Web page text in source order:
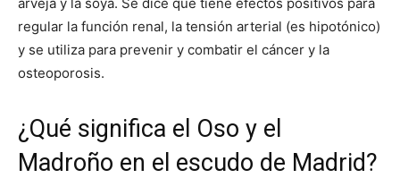
regular la función renal, la tensión arterial (es hipotónico)
y se utiliza para prevenir y combatir el cáncer y la
osteoporosis.
¿Qué significa el Oso y el
Madroño en el escudo de Madrid?